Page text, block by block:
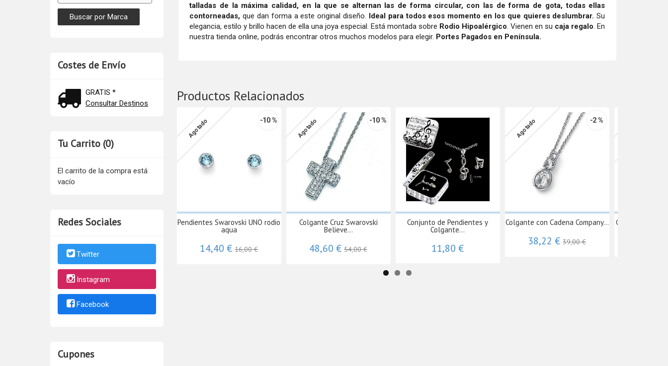
Costes de Envío
GRATIS *
Consultar Destinos
Tu Carrito (0)
El carrito de la compra está
vacío
Redes Sociales
Twitter
Instagram
Facebook
Cupones
talladas de la máxima calidad, en la que se alternan las de forma circular, con las de forma de gota, todas ellas
contorneadas,que dan forma a este original diseño. Ideal para todos esos momento en los que quieres deslumbrar.Su
elegancia, estilo y brillo hacen de ella una joya especial. Está montada sobre Rodio Hipoalérgico . Vienen en su caja regalo . En
nuestra tienda online, podrás encontrar otros muchos modelos para elegir. Portes Pagados en Península.
Productos Relacionados
Agotado -10 %
Pendientes Swarovski UNO rodio
aqua
14,40 €16,00 €
Agotado -10 %
Colgante Cruz Swarovski
Believe...
48,60 €54,00 €
Conjunto de Pendientes y
Colgante...
11,80 €
Agotado -2 %
Colgante con Cadena Company...
38,22 €39,00 €
Colgante con